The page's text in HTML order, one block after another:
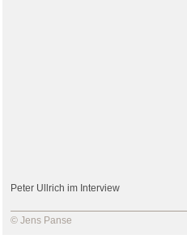
Peter Ullrich im Interview
© Jens Panse